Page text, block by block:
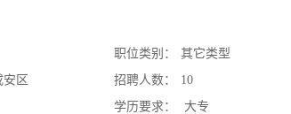
区
职位类别：
其它类型
招聘人数：
10
学历要求：
大专